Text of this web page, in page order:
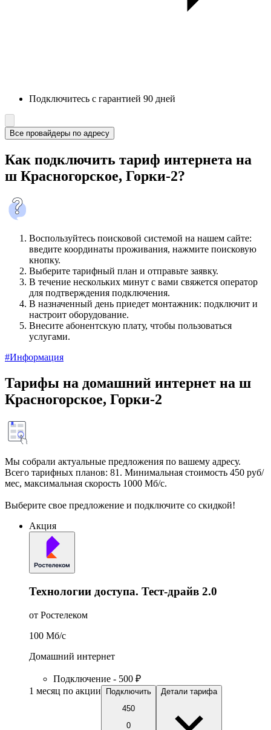
Подключитесь с гарантией 90 дней
Все провайдеры по адресу
Как подключить тариф интернета на
ш Красногорское, Горки-2?
Воспользуйтесь поисковой системой на нашем сайте:
введите координаты проживания, нажмите поисковую
кнопку.
Выберите тарифный план и отправьте заявку.
В течение нескольких минут с вами свяжется оператор
для подтверждения подключения.
В назначенный день приедет монтажник: подключит и
настроит оборудование.
Внесите абонентскую плату, чтобы пользоваться
услугами.
#Информация
Тарифы на домашний интернет на ш
Красногорское, Горки-2
Мы собрали актуальные предложения по вашему адресу.
Всего тарифных планов: 81. Минимальная стоимость 450 руб/
мес, максимальная скорость 1000 Мб/с.
Выберите свое предложение и подключите со скидкой!
Акция
Технологии доступа. Тест-драйв 2.0
от Ростелеком
100 Мб/c
Домашний интернет
Подключение - 500 ₽
1 месяц по акции
Подключить
450
0
Детали тарифа